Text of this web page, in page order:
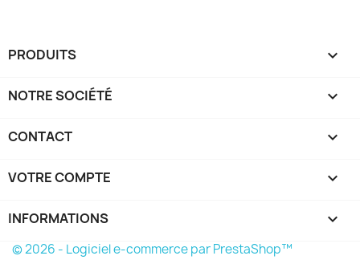
PRODUITS 
NOTRE SOCIÉTÉ 
CONTACT 
VOTRE COMPTE 
INFORMATIONS keyboard_arrow_down
© 2026 - Logiciel e-commerce par PrestaShop™